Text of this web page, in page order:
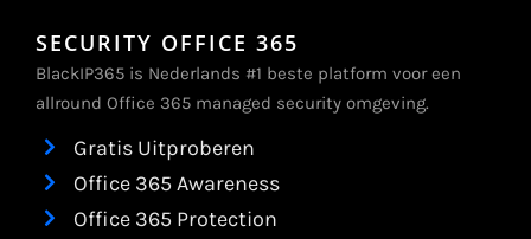
SECURITY OFFICE 365
BlackIP365 is Nederlands #1 beste platform voor een
allround Office 365 managed security omgeving.
Gratis Uitproberen
Office 365 Awareness
Office 365 Protection